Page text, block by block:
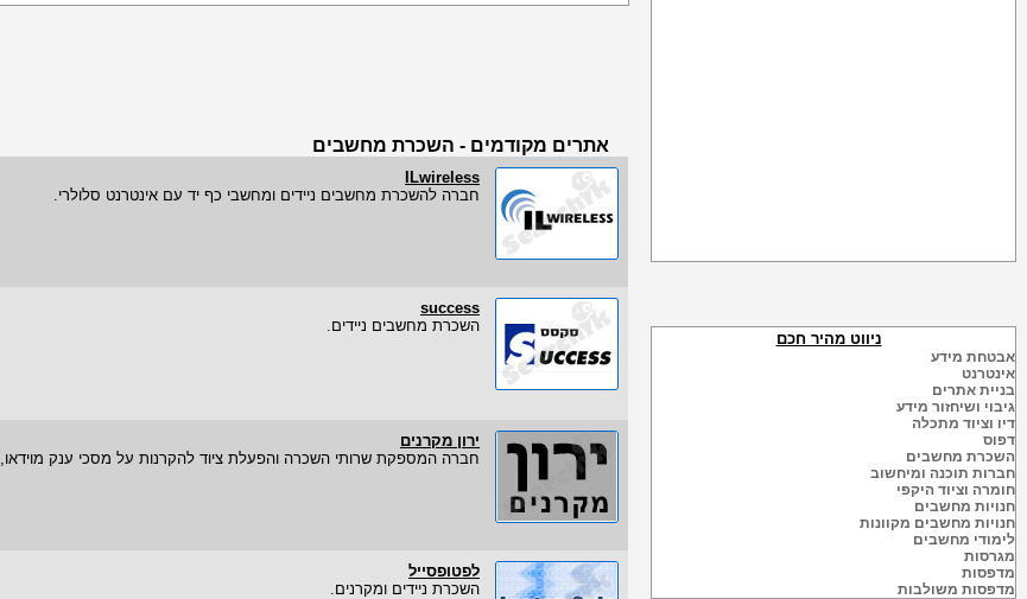
אתרים מקודמים - השכרת מחשבים
ILwireless
חברה להשכרת מחשבים ניידים ומחשבי כף יד עם אינטרנט סלולרי.
success
השכרת מחשבים ניידים.
ירון מקרנים
חברה המספקת שרותי השכרה והפעלת ציוד להקרנות על מסכי ענק מוידאו, dvd ומחשב.
לפטופסייל
השכרת ניידים ומקרנים.
ניווט מהיר חכם
אבטחת מידע
אינטרנט
בניית אתרים
גיבוי ושיחזור מידע
דיו וציוד מתכלה
דפוס
השכרת מחשבים
חברות תוכנה ומיחשוב
חומרה וציוד היקפי
חנויות מחשבים
חנויות מחשבים מקוונות
לימודי מחשבים
מגרסות
מדפסות
מדפסות משולבות